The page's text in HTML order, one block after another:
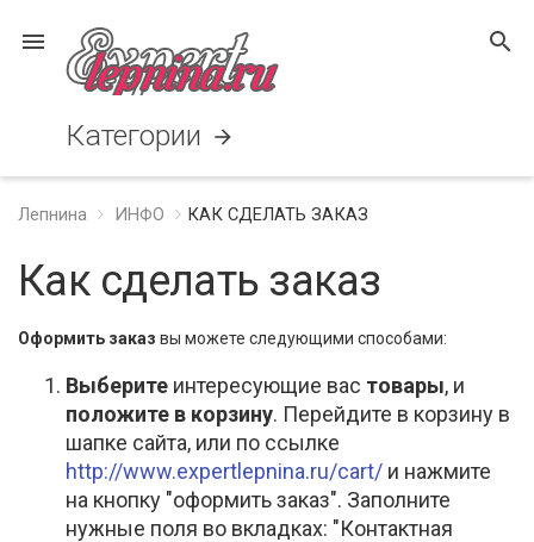
menu search
Категории arrow_forward
Лепнина ИНФО КАК СДЕЛАТЬ ЗАКАЗ
Как сделать заказ
Оформить заказ вы можете следующими способами:
Выберите интересующие вас товары, и
положите в корзину. Перейдите в корзину в
шапке сайта, или по ссылке
http://www.expertlepnina.ru/cart/ и нажмите
на кнопку "оформить заказ". Заполните
нужные поля во вкладках: "Контактная